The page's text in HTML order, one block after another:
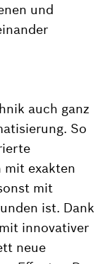
und
auch ganz
So
mit exakten
mit
ist. Dank
innovativer
neue